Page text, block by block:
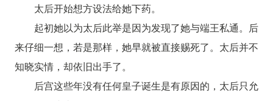
太后开始想方设法给她下药。
起初她以为太后此举是因为发现了她与端王私通。后
来仔细一想，若是那样，她早就被直接赐死了。太后并不
知晓实情，却依旧出手了。
后宫这些年没有任何皇子诞生是有原因的，太后只允